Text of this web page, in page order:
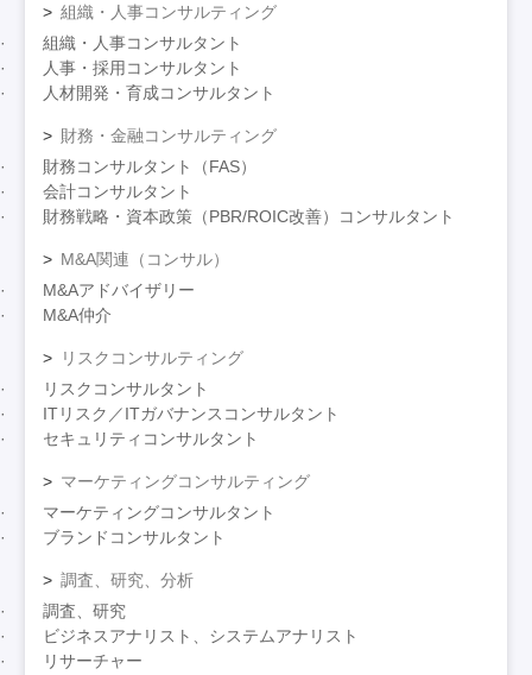
組織・人事コンサルティング
組織・人事コンサルタント
人事・採用コンサルタント
人材開発・育成コンサルタント
財務・金融コンサルティング
財務コンサルタント（FAS）
会計コンサルタント
財務戦略・資本政策（PBR/ROIC改善）コンサルタント
M&A関連（コンサル）
M&Aアドバイザリー
M&A仲介
リスクコンサルティング
リスクコンサルタント
ITリスク／ITガバナンスコンサルタント
セキュリティコンサルタント
マーケティングコンサルティング
マーケティングコンサルタント
ブランドコンサルタント
調査、研究、分析
調査、研究
ビジネスアナリスト、システムアナリスト
リサーチャー